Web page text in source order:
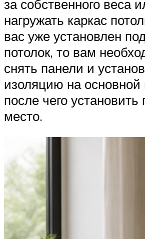
за собственного веса
нагружать каркас
вас уже установлен
потолок, то вам
снять панели и
изоляцию на основной
после чего установить
место.